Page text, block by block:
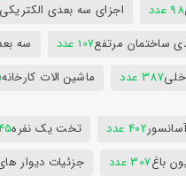
98 عدد اجزای سه بعدی الکتریکی
ساختمان مرتفع107 عدد سه
387 عدد ماشین الات کارخانه
402 عدد تخت یک نفره45
باغ307 عدد جزئیات دیوار